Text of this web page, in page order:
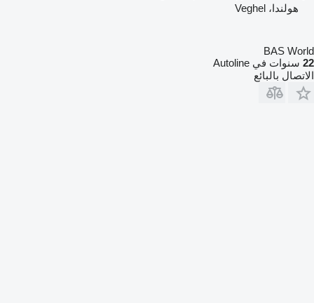
هولندا، Veghel
BAS World
22 سنوات في Autoline
الاتصال بالبائع